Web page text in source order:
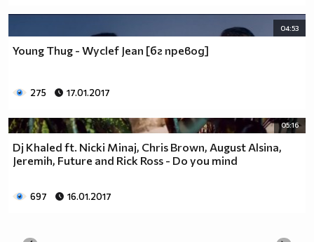
04:53
Young Thug - Wyclef Jean [бг превод]
275 17.01.2017
05:16
Dj Khaled ft. Nicki Minaj, Chris Brown, August Alsina,
Jeremih, Future and Rick Ross - Do you mind
697 16.01.2017